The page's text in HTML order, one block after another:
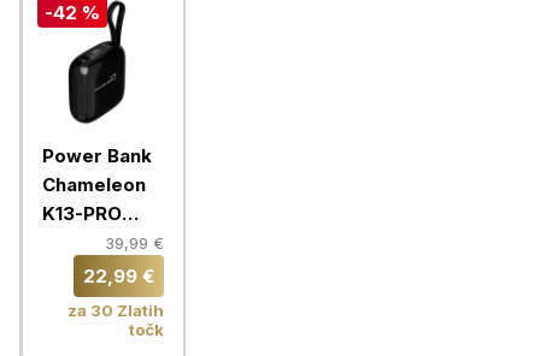
-42 %
Power Bank
Chameleon
K13-PRO
10000mAh
39,99 €
22,99 €
za 30 Zlatih
točk